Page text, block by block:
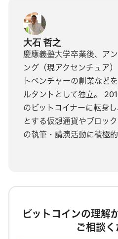
大石 哲之
慶應義塾大学卒業後、ア
ング（現アクセンチュア
トベンチャーの創業など
ルタントとして独立。
のビットコイナーに転身
とする仮想通貨やブロッ
の執筆・講演活動に積極的
ビットコインの理解
ご相談